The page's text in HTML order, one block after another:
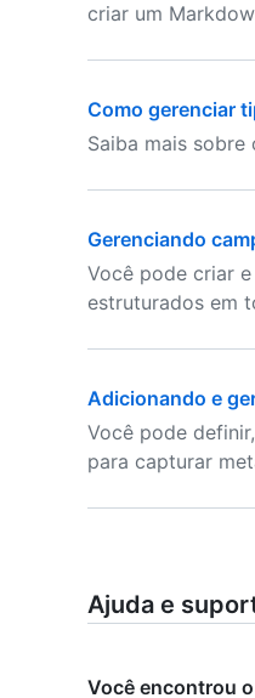
criar um
Como gerenciar
Saiba mais
Gerenciando
Você pode criar
estruturados em
Adicionando e
Você pode
para capturar
Ajuda e
Você encontrou